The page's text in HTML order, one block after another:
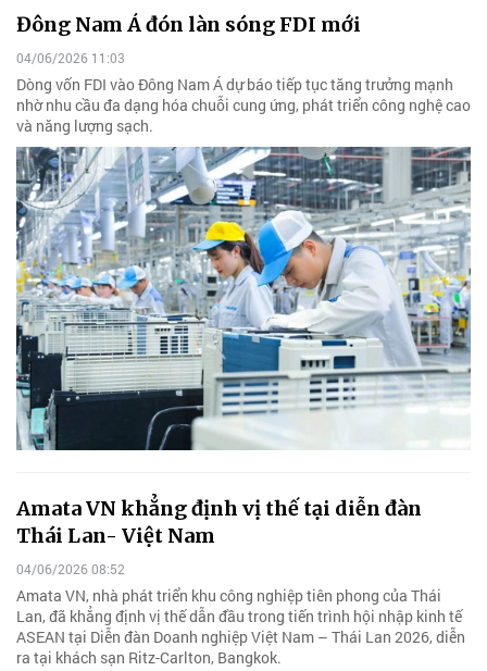
Đông Nam Á đón làn sóng FDI mới
04/06/2026 11:03
Dòng vốn FDI vào Đông Nam Á dự báo tiếp tục tăng trưởng mạnh
nhờ nhu cầu đa dạng hóa chuỗi cung ứng, phát triển công nghệ cao
và năng lượng sạch.
Amata VN khẳng định vị thế tại diễn đàn
Thái Lan- Việt Nam
04/06/2026 08:52
Amata VN, nhà phát triển khu công nghiệp tiên phong của Thái
Lan, đã khẳng định vị thế dẫn đầu trong tiến trình hội nhập kinh tế
ASEAN tại Diễn đàn Doanh nghiệp Việt Nam – Thái Lan 2026, diễn
ra tại khách sạn Ritz-Carlton, Bangkok.